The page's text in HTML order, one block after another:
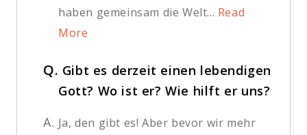
haben gemeinsam die Welt... Read
More
Q. Gibt es derzeit einen lebendigen
Gott? Wo ist er? Wie hilft er uns?
A. Ja, den gibt es! Aber bevor wir mehr